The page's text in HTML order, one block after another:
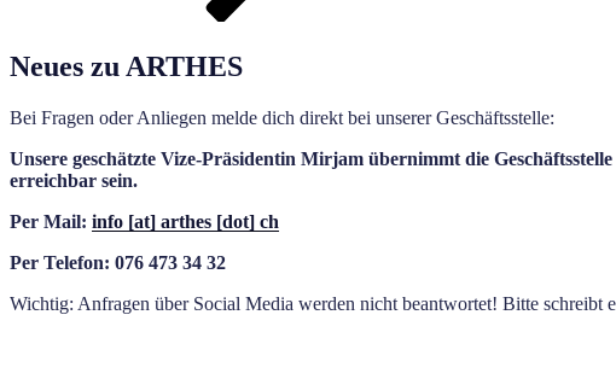
Neues zu ARTHES
Bei Fragen oder Anliegen melde dich direkt bei unserer Geschäftsstelle:
Unsere geschätzte Vize-Präsidentin Mirjam übernimmt die
erreichbar sein.
Per Mail: info [at] arthes [dot] ch
Per Telefon: 076 473 34 32
Wichtig: Anfragen über Social Media werden nicht beantwortet! Bitte schreibt